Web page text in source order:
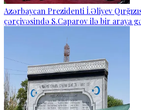
Azərbaycan Prezidenti İ.Əliyev
çərçivəsində S.Caparov ilə bir araya